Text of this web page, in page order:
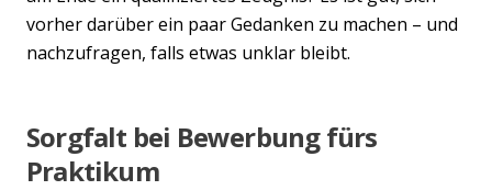
vorher darüber ein paar Gedanken zu machen – und
nachzufragen, falls etwas unklar bleibt.
Sorgfalt bei Bewerbung fürs
Praktikum